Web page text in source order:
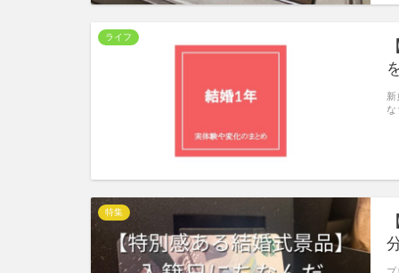
ライフ
特集